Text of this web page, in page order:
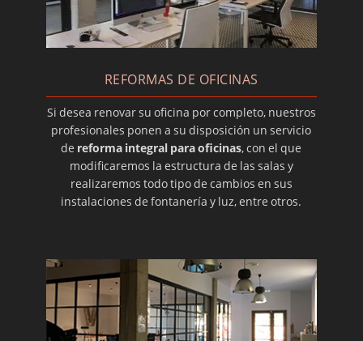
Ventajas de realizar una reforma integral en
tu vivienda
escaparates
Rehabilitación de casas antiguas de pueblo
Reformas de chalets
PINTORES ZARAGOZA
Reformas baratas en Zaragoza
Reformas Zaragoza Las Fuentes
Reformas para centros educativos
Usos del mecafino
Reformas de pisos antiguos
REFORMAS DE OFICINAS
Si desea renovar su oficina por completo, nuestros
profesionales ponen a su disposición un servicio
de reforma integral para oficinas, con el que
modificaremos la estructura de las salas y
realizaremos todo tipo de cambios en sus
instalaciones de fontanería y luz, entre otros.